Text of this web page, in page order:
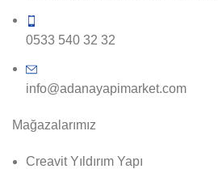
0533 540 32 32
info@adanayapimarket.com
Mağazalarımız
Creavit Yıldırım Yapı